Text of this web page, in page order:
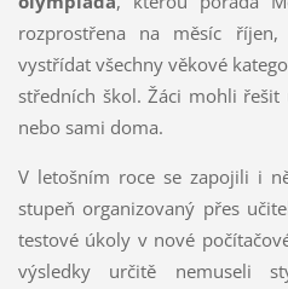
rozprostřena na měsíc
vystřídat všechny věkové
středních škol. Žáci mohli
nebo sami doma.
V letošním roce se zapojili i
stupeň organizovaný přes
testové úkoly v nové
výsledky určitě nemuseli